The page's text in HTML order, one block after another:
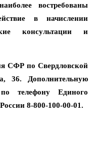
востребованы
в начислении
консультации и
СФР по Свердловской
36. Дополнительную
телефону Единого
8-800-100-00-01.